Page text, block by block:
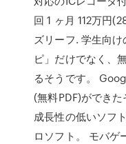
回 1 ヶ月 112万円
ズリーフ. 学生向
ピ」だけでなく、
るそうです。
(無料PDF)ができた
成長性の低いソフ
ロソフト。 モバ